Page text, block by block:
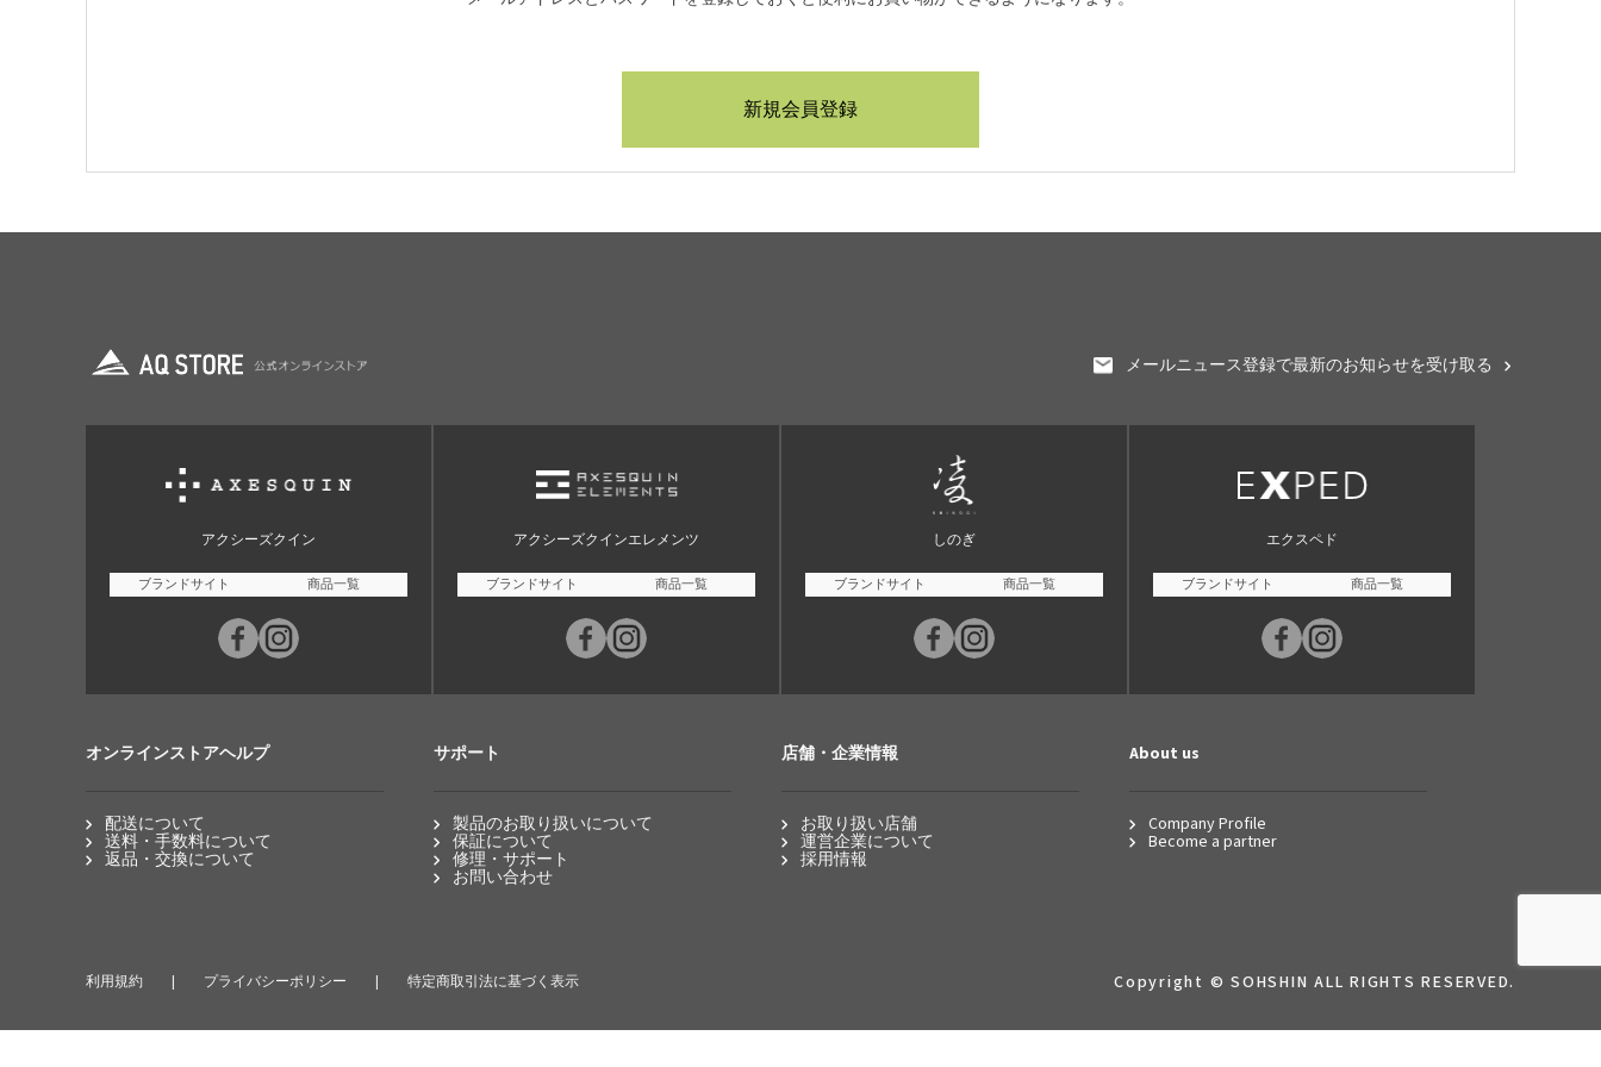
メールニュース登録で最新のお知らせを受け取る
アクシーズクイン
ブランドサイト 商品一覧
アクシーズクインエレメンツ
ブランドサイト 商品一覧
しのぎ
ブランドサイト 商品一覧
エクスペド
ブランドサイト 商品一覧
オンラインストアヘルプ
配送について
送料・手数料について
返品・交換について
サポート
製品のお取り扱いについて
保証について
修理・サポート
お問い合わせ
店舗・企業情報
お取り扱い店舗
運営企業について
採用情報
About us
Company Profile
Become a partner
利用規約 プライバシーポリシー 特定商取引法に基づく表示 Copyright © SOHSHIN ALL RIGHTS RESERVED.